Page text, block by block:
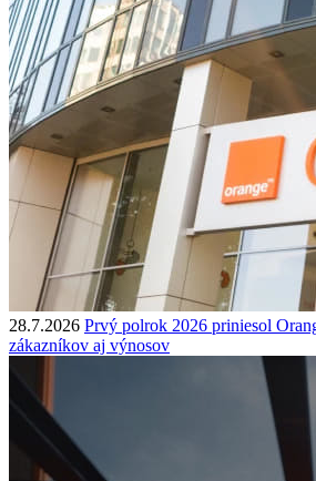
28.7.2026 Prvý polrok 2026 priniesol
zákazníkov aj výnosov